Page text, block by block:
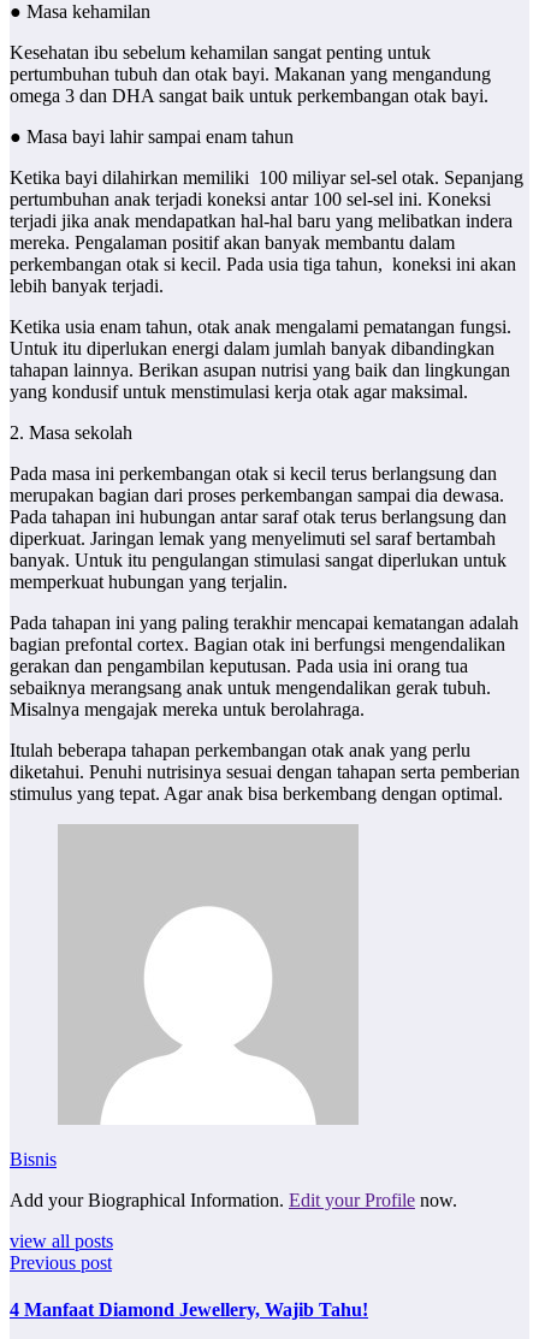
● Masa kehamilan
Kesehatan ibu sebelum kehamilan sangat penting untuk
pertumbuhan tubuh dan otak bayi. Makanan yang mengandung
omega 3 dan DHA sangat baik untuk perkembangan otak bayi.
● Masa bayi lahir sampai enam tahun
Ketika bayi dilahirkan memiliki 100 miliyar sel-sel otak. Sepanjang
pertumbuhan anak terjadi koneksi antar 100 sel-sel ini. Koneksi
terjadi jika anak mendapatkan hal-hal baru yang melibatkan indera
mereka. Pengalaman positif akan banyak membantu dalam
perkembangan otak si kecil. Pada usia tiga tahun, koneksi ini akan
lebih banyak terjadi.
Ketika usia enam tahun, otak anak mengalami pematangan fungsi.
Untuk itu diperlukan energi dalam jumlah banyak dibandingkan
tahapan lainnya. Berikan asupan nutrisi yang baik dan lingkungan
yang kondusif untuk menstimulasi kerja otak agar maksimal.
2. Masa sekolah
Pada masa ini perkembangan otak si kecil terus berlangsung dan
merupakan bagian dari proses perkembangan sampai dia dewasa.
Pada tahapan ini hubungan antar saraf otak terus berlangsung dan
diperkuat. Jaringan lemak yang menyelimuti sel saraf bertambah
banyak. Untuk itu pengulangan stimulasi sangat diperlukan untuk
memperkuat hubungan yang terjalin.
Pada tahapan ini yang paling terakhir mencapai kematangan adalah
bagian prefontal cortex. Bagian otak ini berfungsi mengendalikan
gerakan dan pengambilan keputusan. Pada usia ini orang tua
sebaiknya merangsang anak untuk mengendalikan gerak tubuh.
Misalnya mengajak mereka untuk berolahraga.
Itulah beberapa tahapan perkembangan otak anak yang perlu
diketahui. Penuhi nutrisinya sesuai dengan tahapan serta pemberian
stimulus yang tepat. Agar anak bisa berkembang dengan optimal.
Bisnis
Add your Biographical Information. Edit your Profile now.
view all posts
Previous post
4 Manfaat Diamond Jewellery, Wajib Tahu!